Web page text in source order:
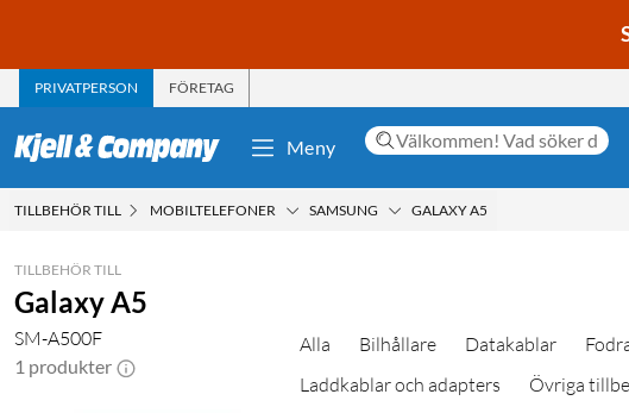
PRIVATPERSON FÖRETAG
Meny
TILLBEHÖR TILL MOBILTELEFONER SAMSUNG GALAXY A5
TILLBEHÖR TILL
Galaxy A5
SM-A500F
1 produkter
Alla Bilhållare Datakablar
Laddkablar och adapters
Övriga